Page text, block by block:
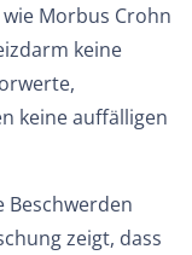
Morbus Crohn
keine
keine auffälligen
Beschwerden
zeigt, dass